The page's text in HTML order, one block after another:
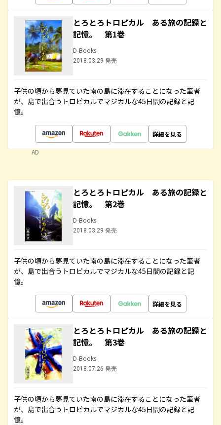
とろとろトロピカル ある旅の記録と
記憶。 第1巻
D-Books
2018.03.29 発売
子供の頃から夢見ていた南の島に滞在することになった筆者
が、島で出合うトロピカルでマジカルな45日間の記録と記
憶。
詳細を見る
AD
とろとろトロピカル ある旅の記録と
記憶。 第2巻
D-Books
2018.03.29 発売
子供の頃から夢見ていた南の島に滞在することになった筆者
が、島で出合うトロピカルでマジカルな45日間の記録と記
憶。
詳細を見る
とろとろトロピカル ある旅の記録と
記憶。 第3巻
D-Books
2018.07.26 発売
子供の頃から夢見ていた南の島に滞在することになった筆者
が、島で出合うトロピカルでマジカルな45日間の記録と記
憶。